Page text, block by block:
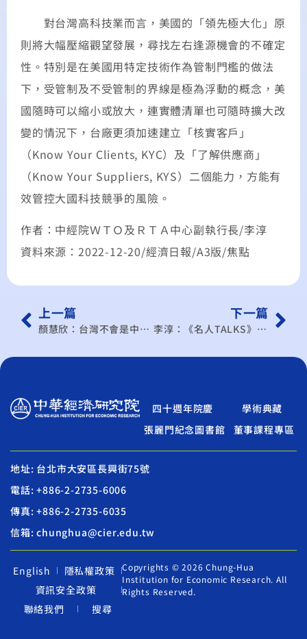
對台灣高科技業而言，美國的「領先極大化」原
則將大幅壓縮觀望發展，尋找左右逢源機會的不確定
性。特別是在美國用特定技術作為管制門檻的做法
下，受管制及不受管制的界線是極為浮動的概念，美
國隨時可以縮小或放大，連實體清單也可隨時擴大改
變的情況下，台廠更須加速建立「核實客戶」
（Know Your Clients, KYC）及「了解供應商」
（Know Your Suppliers, KYS）二個能力，方能有
效管控大國科技競爭的風險。
作者：中經院ＷＴＯ及ＲＴＡ中心副執行長/李淳
資料來源：2022-12-20/經濟日報/A3版/焦點
上一篇
顏慧欣：台灣不會是中國食品保護主義的最後一個受害者
下一篇
李淳：《名人TALKS》兩岸經貿互動經驗 是全球化的水晶球
四十週年院慶
學術典藏
張麗門紀念圖書館
董事課程專區
地址: 台北市大安區長興街75號
電話: +886-2-2735-6006
傳真: +886-2-2735-6035
信箱: chunghua@cier.edu.tw
English
隱私權政策
資訊安全政策
聯絡我們
搜尋
Copyrights © 2026 Chung-Hua
Institution for Economic Research. All
Rights Reserved.